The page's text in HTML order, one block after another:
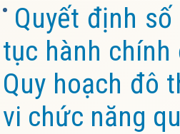
Quyết định
tục hành
Quy hoạch đô
vi chức năng